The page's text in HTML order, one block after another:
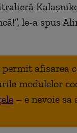
le-a spus
afisarea
modulelor
– e nevoie